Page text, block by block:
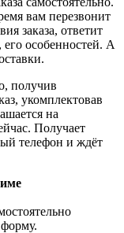
вам перезвонит
заказа, ответит
особенностей. А
получив
укомплектовав
на
Получает
телефон и ждёт